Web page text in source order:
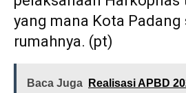
yang mana Kota Padang
rumahnya. (pt)
Baca Juga
Realisasi APBD